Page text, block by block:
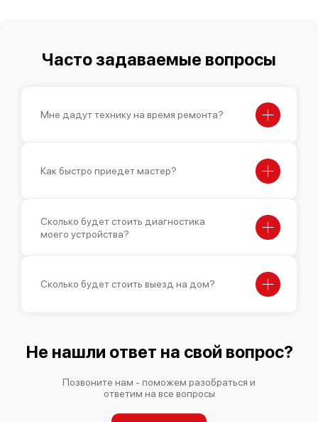
Bosch HSG738256M
Часто задаваемые вопросы
Мне дадут технику на время ремонта?
Как быстро приедет мастер?
Сколько будет стоить диагностика
моего устройства?
Сколько будет стоить выезд на дом?
Не нашли ответ на свой вопрос?
Позвоните нам - поможем разобраться и
ответим на все вопросы